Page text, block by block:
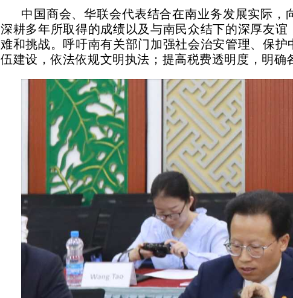
中国商会、华联会代表结合在南业务发展实际
深耕多年所取得的成绩以及与南民众结下的深厚友
难和挑战。呼吁南有关部门加强社会治安管理、保
伍建设，依法依规文明执法；提高税费透明度，明确